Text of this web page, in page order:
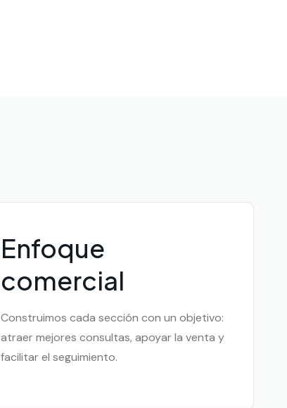
Enfoque
comercial
Construimos cada sección con un objetivo:
atraer mejores consultas, apoyar la venta y
facilitar el seguimiento.